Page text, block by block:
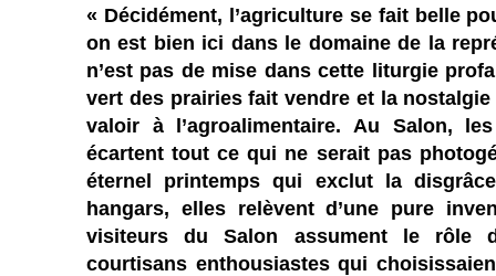
« Décidément, l’agriculture se fait belle
on est bien ici dans le domaine de la
n’est pas de mise dans cette liturgie
vert des prairies fait vendre et la
valoir à l’agroalimentaire. Au Salon,
écartent tout ce qui ne serait pas
éternel printemps qui exclut la
hangars, elles relèvent d’une pure
visiteurs du Salon assument le rôle
courtisans enthousiastes qui